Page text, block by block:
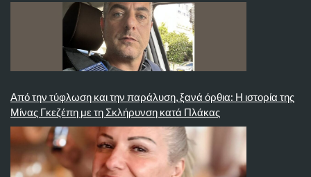
Από την τύφλωση και την παράλυση, ξανά όρθια: Η ιστορία της
Μίνας Γκεζέπη με τη Σκλήρυνση κατά Πλάκας